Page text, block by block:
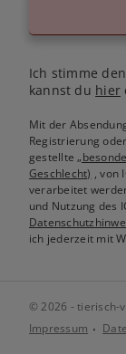
Ich stimme
kannst du hier
Mit der
Registrierung
gestellte
Geschlecht) , von
verarbeitet
und Nutzung des
ich jederzeit mit
© 2026 - tierisch-
Impressum